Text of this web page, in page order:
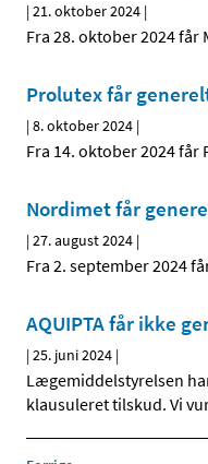
|21. oktober 2024 |
Fra 28. oktober 2024
Prolutex får
|8. oktober 2024 |
Fra 14. oktober 2024
Nordimet får
|27. august 2024 |
Fra 2. september 2024
AQUIPTA får ikke
|25. juni 2024 |
Lægemiddelstyrelsen
klausuleret tilskud. Vi